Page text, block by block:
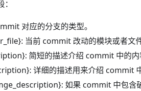
对应的分支的类型。
当前 commit 改动的模块或者文件
简短的描述介绍 commit 中的内
详细的描述用来介绍 commit
如果 commit 中包含